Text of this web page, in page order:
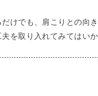
けでも、肩こりとの向
を取り入れてみてはいか